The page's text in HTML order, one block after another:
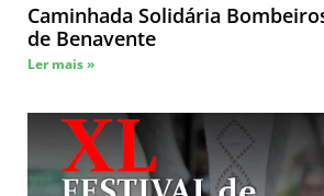
Caminhada Solidária
de Benavente
Ler mais »